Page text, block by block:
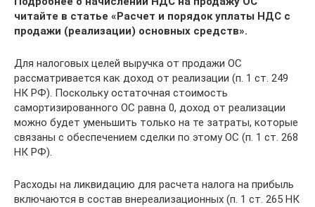
читайте в статье «Расчет и порядок уплаты НДС с
продажи (реализации) основных средств».
Для налоговых целей выручка от продажи ОС
рассматривается как доход от реализации (п. 1 ст. 249
НК РФ). Поскольку остаточная стоимость
самортизированного ОС равна 0, доход от реализации
можно будет уменьшить только на те затраты, которые
связаны с обеспечением сделки по этому ОС (п. 1 ст. 268
НК РФ).
Расходы на ликвидацию для расчета налога на прибыль
включаются в состав внереализационных (п. 1 ст. 265 НК